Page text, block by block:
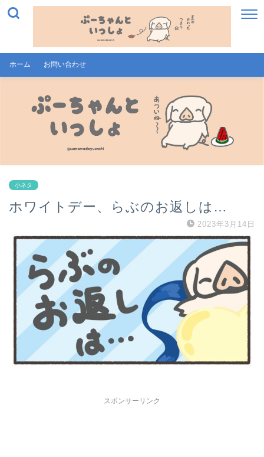
ホーム お問い合わせ
小ネタ
ホワイトデー、らぶのお返しは…
2023年3月14日
スポンサーリンク